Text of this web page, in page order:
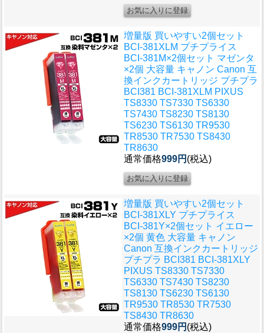
増量版 買いやすい2個セット
BCI-381XLM プチプライス
BCI-381M×2個セット マゼンタ
×2個 大容量 キャノン Canon 互
換インクカートリッジ プチプラ
BCI381 BCI-381XLM PIXUS
TS8330 TS7330 TS6330
TS7430 TS8230 TS8130
TS6230 TS6130 TR9530
TR8530 TR7530 TS8430
TR8630
通常価格999円 (税込)
増量版 買いやすい2個セット
BCI-381XLY プチプライス
BCI-381Y×2個セット イエロー
×2個 黄色 大容量 キャノン
Canon 互換インクカートリッジ
プチプラ BCI381 BCI-381XLY
PIXUS TS8330 TS7330
TS6330 TS7430 TS8230
TS8130 TS6230 TS6130
TR9530 TR8530 TR7530
TS8430 TR8630
通常価格999円 (税込)